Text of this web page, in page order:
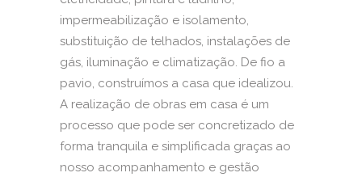
impermeabilização e isolamento,
substituição de telhados, instalações de
gás, iluminação e climatização. De fio a
pavio, construímos a casa que idealizou.
A realização de obras em casa é um
processo que pode ser concretizado de
forma tranquila e simplificada graças ao
nosso acompanhamento e gestão